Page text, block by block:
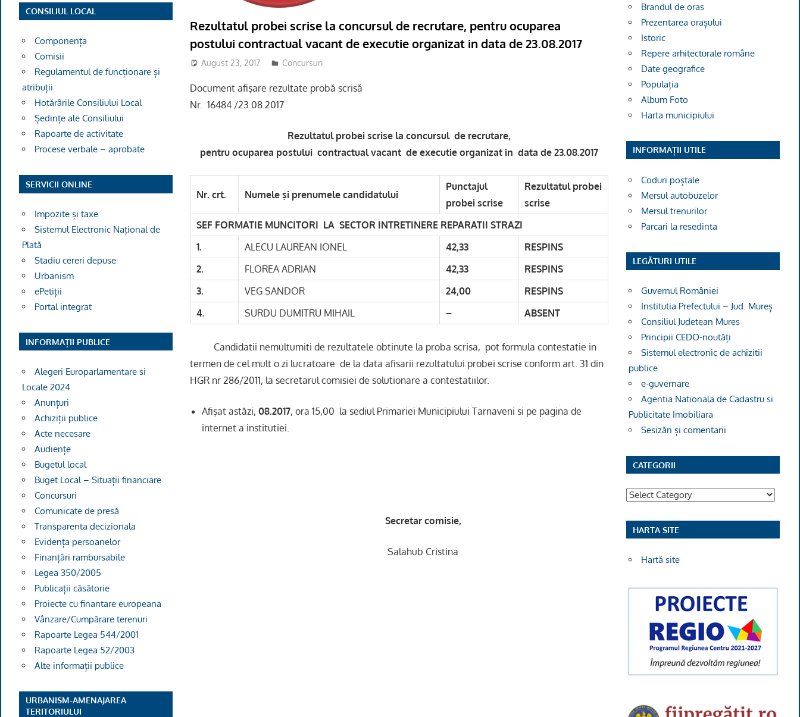
Rezultatul probei scrise la concursul de recrutare, pentru ocuparea
postului contractual vacant de executie organizat in data de 23.08.2017
August 23, 2017 admsite
Concursuri
Document afişare rezultate probă scrisă
Nr. 16484 /23.08.2017
Rezultatul probei scrise la concursul de recrutare,
pentru ocuparea postului contractual vacant de executie organizat in data de 23.08.2017
Nr. crt. Numele şi prenumele candidatului
Punctajul
probei scrise
Rezultatul probei
scrise
SEF FORMATIE MUNCITORI LA SECTOR INTRETINERE REPARATII STRAZI
1.
ALECU LAUREAN IONEL 42,33
RESPINS
2.
FLOREA ADRIAN 42,33
RESPINS
3.
VEG SANDOR 24,00
RESPINS
4.
SURDU DUMITRU MIHAIL – ABSENT
Candidatii nemultumiti de rezultatele obtinute la proba scrisa, pot formula contestatie in
termen de cel mult o zi lucratoare de la data afisarii rezultatului probei scrise conform art. 31 din
HGR nr 286/2011, la secretarul comisiei de solutionare a contestatiilor.
Afişat astăzi,08.2017, ora 15,00 la sediul Primariei Municipiului Tarnaveni si pe pagina de
internet a institutiei.
Secretar comisie,
Salahub Cristina
CONSILIUL LOCAL
Componența
Comisii
Regulamentul de funcționare și
atribuții
Hotărârile Consiliului Local
Ședințe ale Consiliului
Rapoarte de activitate
Procese verbale – aprobate
SERVICII ONLINE
Impozite și taxe
Sistemul Electronic Național de
Plată
Stadiu cereri depuse
Urbanism
ePetiții
Portal integrat
INFORMAȚII PUBLICE
Alegeri Europarlamentare si
Locale 2024
Anunțuri
Achiziții publice
Acte necesare
Audiențe
Bugetul local
Buget Local – Situații financiare
Concursuri
Comunicate de presă
Transparenta decizionala
Evidența persoanelor
Finanțări rambursabile
Legea 350/2005
Publicații căsătorie
Proiecte cu finantare europeana
Vânzare/Cumpărare terenuri
Rapoarte Legea 544/2001
Rapoarte Legea 52/2003
Alte informații publice
URBANISM-AMENAJAREA
TERITORIULUI
Brandul de oras
Prezentarea orașului
Istoric
Repere arhitecturale române
Date geografice
Populația
Album Foto
Harta municipiului
INFORMAȚII UTILE
Coduri poștale
Mersul autobuzelor
Mersul trenurilor
Parcari la resedinta
LEGĂTURI UTILE
Guvernul României
Institutia Prefectului – Jud. Mureș
Consiliul Judetean Mures
Principii CEDO-noutăți
Sistemul electronic de achizitii
publice
e-guvernare
Agentia Nationala de Cadastru si
Publicitate Imobiliara
Sesizări și comentarii
CATEGORII
Categorii
HARTA SITE
Hartă site